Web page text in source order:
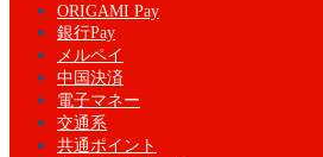
ORIGAMI Pay
銀行Pay
メルペイ
中国決済
電子マネー
交通系
共通ポイント